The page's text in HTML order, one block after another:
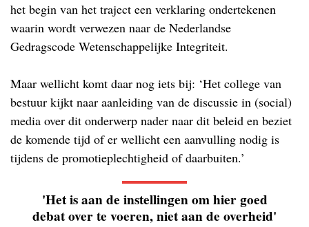
het begin van het traject een verklaring ondertekenen
waarin wordt verwezen naar de Nederlandse
Gedragscode Wetenschappelijke Integriteit.
Maar wellicht komt daar nog iets bij: ‘Het college van
bestuur kijkt naar aanleiding van de discussie in (social)
media over dit onderwerp nader naar dit beleid en beziet
de komende tijd of er wellicht een aanvulling nodig is
tijdens de promotieplechtigheid of daarbuiten.’
'Het is aan de instellingen om hier goed
debat over te voeren, niet aan de overheid'